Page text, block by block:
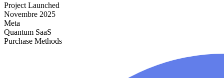
Project Launched
Novembre 2025
Meta
Quantum SaaS
Purchase Methods